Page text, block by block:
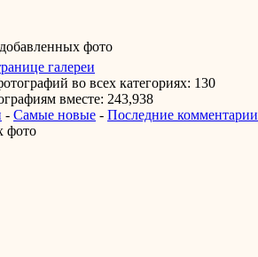
фото
галереи
во всех категориях: 130
вместе: 243,938
- Самые новые - Последние комментарии
фото